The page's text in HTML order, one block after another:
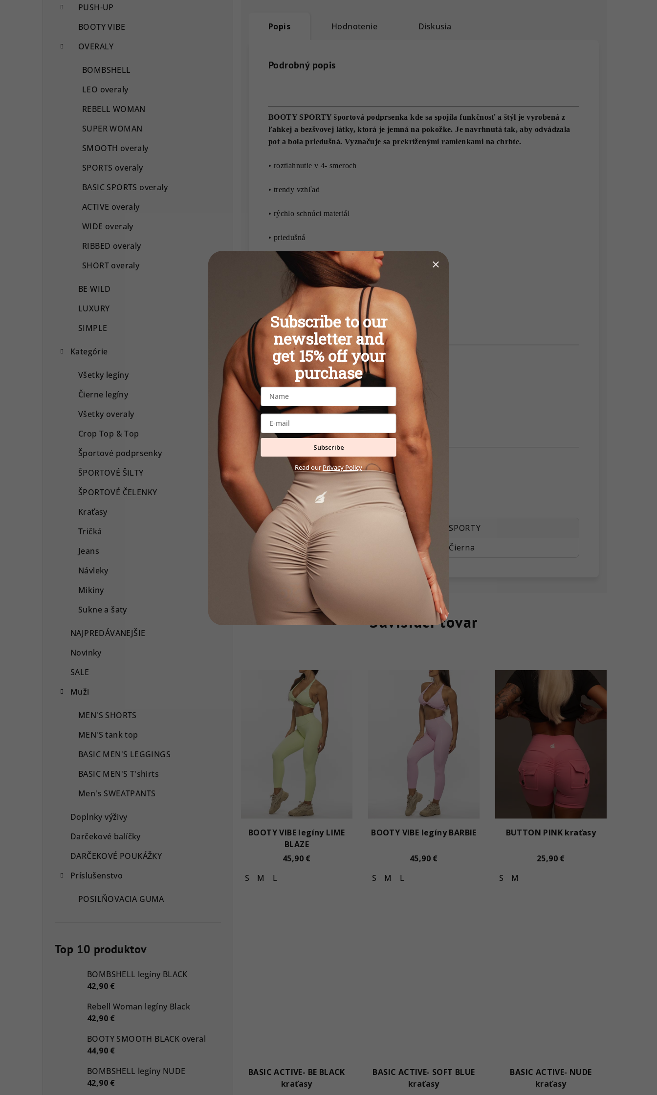
PUSH-UP
BOOTY VIBE
OVERALY
BOMBSHELL
LEO overaly
REBELL WOMAN
SUPER WOMAN
SMOOTH overaly
SPORTS overaly
BASIC SPORTS overaly
ACTIVE overaly
WIDE overaly
RIBBED overaly
SHORT overaly
BE WILD
LUXURY
SIMPLE
Kategórie
Všetky legíny
Čierne legíny
Všetky overaly
Crop Top & Top
Športové podprsenky
ŠPORTOVÉ ŠILTY
ŠPORTOVÉ ČELENKY
Kraťasy
Tričká
Jeans
Návleky
Mikiny
Sukne a šaty
NAJPREDÁVANEJŠIE
Novinky
SALE
Muži
MEN'S SHORTS
MEN'S tank top
BASIC MEN'S LEGGINGS
BASIC MEN'S T'shirts
Men's SWEATPANTS
Doplnky výživy
Darčekové balíčky
DARČEKOVÉ POUKÁŽKY
Príslušenstvo
POSILŇOVACIA GUMA
Top 10 produktov
BOMBSHELL legíny BLACK
42,90 €
Rebell Woman legíny Black
42,90 €
BOOTY SMOOTH BLACK overal
44,90 €
BOMBSHELL legíny NUDE
42,90 €
Popis Hodnotenie Diskusia
Podrobný popis
BOOTY SPORTY športová podprsenka kde sa spojila funkčnosť a štýl je vyrobená z
ľahkej a bezšvovej látky, ktorá je jemná na pokožke. Je navrhnutá tak, aby odvádzala
pot a bola priedušná. Vyznačuje sa prekríženými ramienkami na chrbte.
• roztiahnutie v 4- smeroch
• trendy vzhľad
• rýchlo schnúci materiál
• priedušná
• materiál 75% nylon / 25% spandex
• odporúčame prať naruby
Dodatočné parametre
Kategória
SPORTY
Farba: Čierna
Súvisiaci tovar
BOOTY VIBE legíny LIME
BLAZE
45,90 €
S
M L
BOOTY VIBE legíny BARBIE
45,90 €
S
M L
BUTTON PINK kraťasy
25,90 €
S
M
BASIC ACTIVE- BE BLACK
kraťasy
BASIC ACTIVE- SOFT BLUE
kraťasy
BASIC ACTIVE- NUDE
kraťasy
Subscribe to our
newsletter and
get 15% off your
purchase
Subscribe
Read ourPrivacy Policy